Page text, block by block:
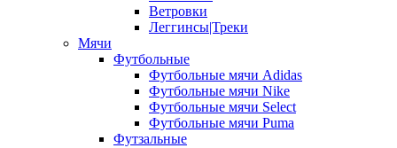
Ветровки
Леггинсы|Треки
Мячи
Футбольные
Футбольные мячи Adidas
Футбольные мячи Nike
Футбольные мячи Select
Футбольные мячи Puma
Футзальные